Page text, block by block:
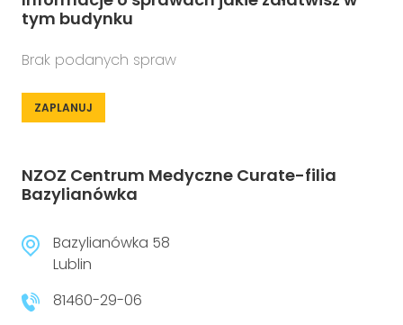
tym budynku
Brak podanych spraw
ZAPLANUJ
NZOZ Centrum Medyczne Curate-filia
Bazylianówka
Bazylianówka 58
Lublin
81460-29-06